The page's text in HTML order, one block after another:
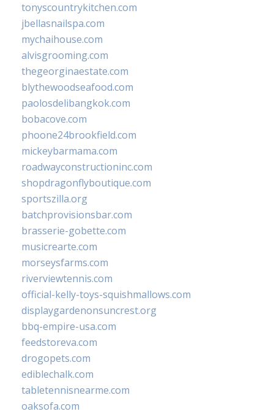
tonyscountrykitchen.com
jbellasnailspa.com
mychaihouse.com
alvisgrooming.com
thegeorginaestate.com
blythewoodseafood.com
paolosdelibangkok.com
bobacove.com
phoone24brookfield.com
mickeybarmama.com
roadwayconstructioninc.com
shopdragonflyboutique.com
sportszilla.org
batchprovisionsbar.com
brasserie-gobette.com
musicrearte.com
morseysfarms.com
riverviewtennis.com
official-kelly-toys-squishmallows.com
displaygardenonsuncrest.org
bbq-empire-usa.com
feedstoreva.com
drogopets.com
ediblechalk.com
tabletennisnearme.com
oaksofa.com